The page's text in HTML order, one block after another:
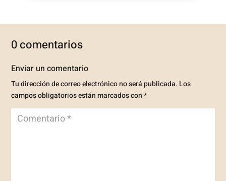
0 comentarios
Enviar un comentario
Tu dirección de correo electrónico no será publicada. Los
campos obligatorios están marcados con*